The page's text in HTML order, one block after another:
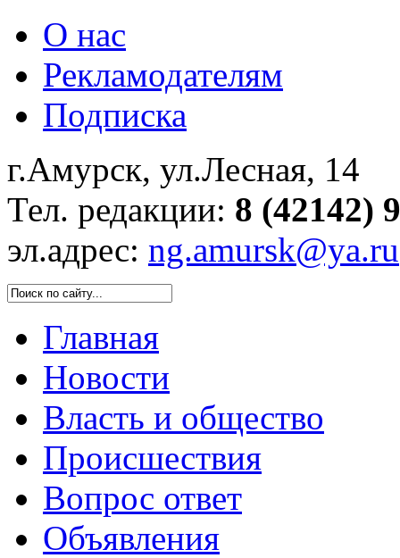
О нас
Рекламодателям
Подписка
г.Амурск, ул.Лесная, 14
Тел. редакции: 8 (42142)
эл.адрес: ng.amursk@ya.ru
Главная
Новости
Власть и общество
Происшествия
Вопрос ответ
Объявления